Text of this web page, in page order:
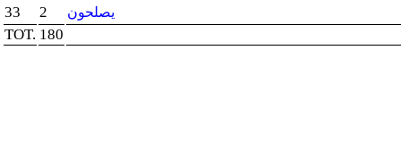
33 2 يصلحون
TOT. 180